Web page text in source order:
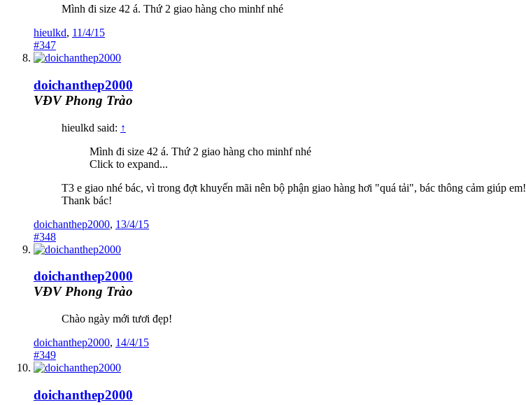
Mình đi size 42 á. Thứ 2 giao hàng cho minhf nhé
hieulkd, 11/4/15
#347
doichanthep2000
VĐV Phong Trào
hieulkd said: ↑
Mình đi size 42 á. Thứ 2 giao hàng cho minhf nhé
Click to expand...
T3 e giao nhé bác, vì trong đợt khuyến mãi nên bộ phận giao hàng hơi "quá tải", bác thông cảm giúp em!
Thank bác!
doichanthep2000, 13/4/15
#348
doichanthep2000
VĐV Phong Trào
Chào ngày mới tươi đẹp!
doichanthep2000, 14/4/15
#349
doichanthep2000